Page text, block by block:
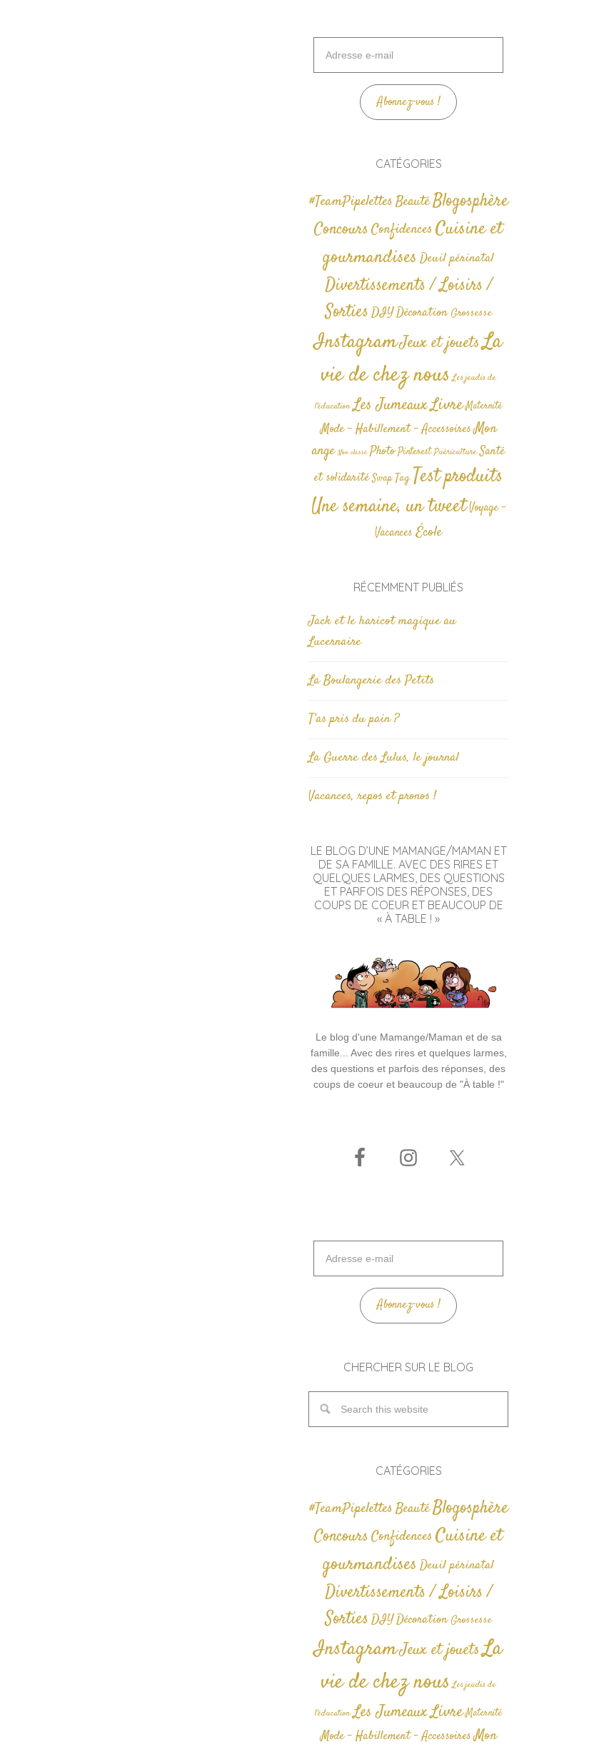
mail
Abonnez-vous !
CATÉGORIES
#TeamPipelettesBeautéBlogosphère
ConcoursConfidences Cuisine et
gourmandises Deuil périnatal
Divertissements / Loisirs /
SortiesDIYDécoration Grossesse
InstagramJeux et jouetsLa
vie de chez nous Les jeudis de
l'éducation Les JumeauxLivre Maternité
Mode - Habillement - AccessoiresMon
ange Non classé Photo Pinterest Puériculture Santé
et solidarité Swap TagTest produits
Une semaine, un tweetVoyage -
Vacances École
RÉCEMMENT PUBLIÉS
Jack et le haricot magique au
Lucernaire
La Boulangerie des Petits
T’as pris du pain ?
La Guerre des Lulus, le journal
Vacances, repos et pronos !
LE BLOG D’UNE MAMANGE/MAMAN ET
DE SA FAMILLE. AVEC DES RIRES ET
QUELQUES LARMES, DES QUESTIONS
ET PARFOIS DES RÉPONSES, DES
COUPS DE COEUR ET BEAUCOUP DE
« À TABLE ! »
Le blog d'une Mamange/Maman et de sa
famille... Avec des rires et quelques larmes,
des questions et parfois des réponses, des
coups de coeur et beaucoup de "À table !"
mail
Abonnez-vous !
CHERCHER SUR LE BLOG
CATÉGORIES
#TeamPipelettesBeautéBlogosphère
ConcoursConfidences Cuisine et
gourmandises Deuil périnatal
Divertissements / Loisirs /
SortiesDIYDécoration Grossesse
InstagramJeux et jouetsLa
vie de chez nous Les jeudis de
l'éducation Les JumeauxLivre Maternité
Mode - Habillement - AccessoiresMon